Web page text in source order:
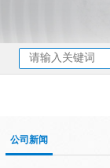
公司新闻